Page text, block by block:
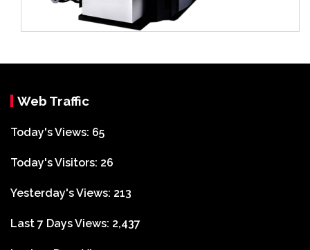
Web Traffic
Today's Views: 65
Today's Visitors: 26
Yesterday's Views: 213
Last 7 Days Views: 2,437